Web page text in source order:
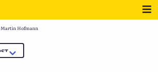
Martin Hofmann